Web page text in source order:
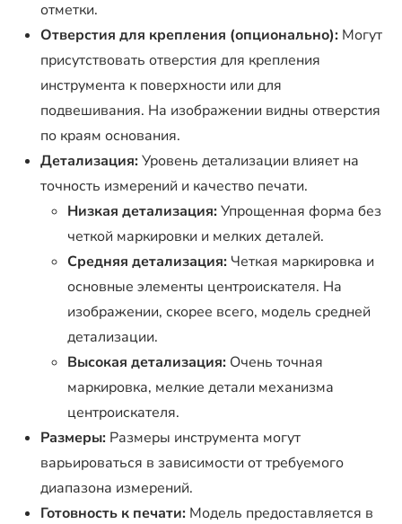
отметки.
Отверстия для крепления (опционально): Могут
присутствовать отверстия для крепления
инструмента к поверхности или для
подвешивания. На изображении видны отверстия
по краям основания.
Детализация:Уровень детализации влияет на
точность измерений и качество печати.
Низкая детализация:Упрощенная форма без
четкой маркировки и мелких деталей.
Средняя детализация: Четкая маркировка и
основные элементы центроискателя. На
изображении, скорее всего, модель средней
детализации.
Высокая детализация: Очень точная
маркировка, мелкие детали механизма
центроискателя.
Размеры: Размеры инструмента могут
варьироваться в зависимости от требуемого
диапазона измерений.
Готовность к печати: Модель предоставляется в